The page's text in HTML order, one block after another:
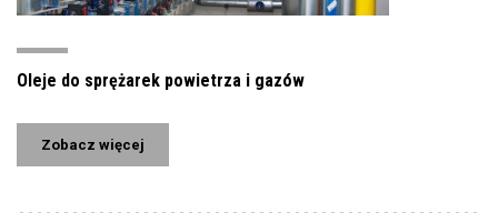
Oleje do sprężarek powietrza i gazów
Zobacz więcej